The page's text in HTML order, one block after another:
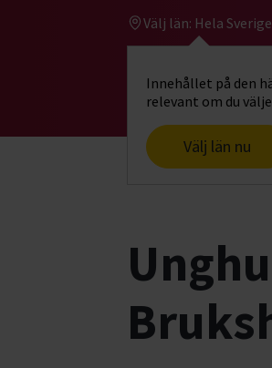
Välj län: Hela Sverige
Innehållet på den
relevant om du
Välj län nu
Gå till
Start Hitta